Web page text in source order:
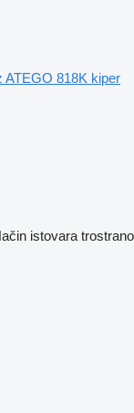
ATEGO 818K kiper
istovara trostrano